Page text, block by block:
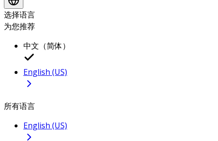
选择语言
为您推荐
中文（简体）
English (US)
所有语言
English (US)